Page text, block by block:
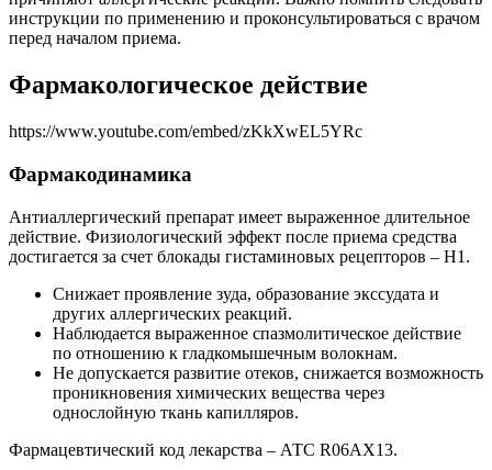
инструкции по применению и проконсультироваться с врачом
перед началом приема.
Фармакологическое действие
https://www.youtube.com/embed/zKkXwEL5YRc
Фармакодинамика
Антиаллергический препарат имеет выраженное длительное
действие. Физиологический эффект после приема средства
достигается за счет блокады гистаминовых рецепторов – Н1.
Снижает проявление зуда, образование экссудата и
других аллергических реакций.
Наблюдается выраженное спазмолитическое действие
по отношению к гладкомышечным волокнам.
Не допускается развитие отеков, снижается возможность
проникновения химических вещества через
однослойную ткань капилляров.
Фармацевтический код лекарства – АТС R06AX13.